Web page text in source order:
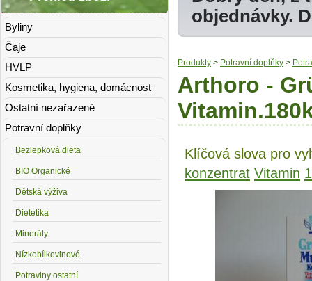
objednávky.
Produkty > Potravní doplňky >
Arthoro -
Klíčová slova pro
konzentrat Vitamin
Byliny
Čaje
HVLP
Kosmetika, hygiena, domácnost
Ostatní nezařazené
Potravní doplňky
Bezlepková dieta
BIO Organické
Dětská výživa
Dietetika
Minerály
Nízkobílkovinové
Potraviny ostatní